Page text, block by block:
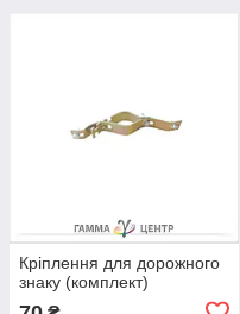
Кріплення для дорожного
знаку (комплект)